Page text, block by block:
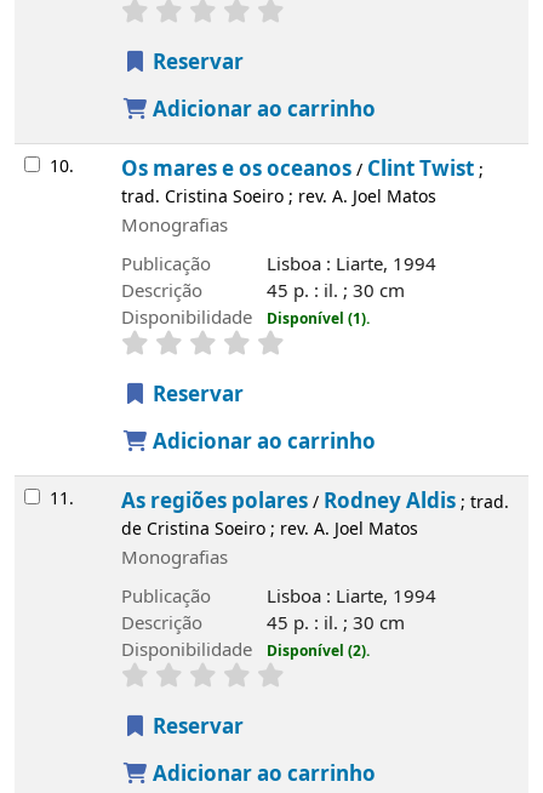
Reservar
Adicionar ao carrinho
10. Os mares e os oceanos/ Clint Twist;
trad. Cristina Soeiro ; rev. A. Joel Matos
Monografias
Publicação
Lisboa : Liarte, 1994
Descrição
45 p. : il. ; 30 cm
Disponibilidade
Disponível (1).
Reservar
Adicionar ao carrinho
11. As regiões polares/ Rodney Aldis; trad.
de Cristina Soeiro ; rev. A. Joel Matos
Monografias
Publicação
Lisboa : Liarte, 1994
Descrição
45 p. : il. ; 30 cm
Disponibilidade
Disponível (2).
Reservar
Adicionar ao carrinho